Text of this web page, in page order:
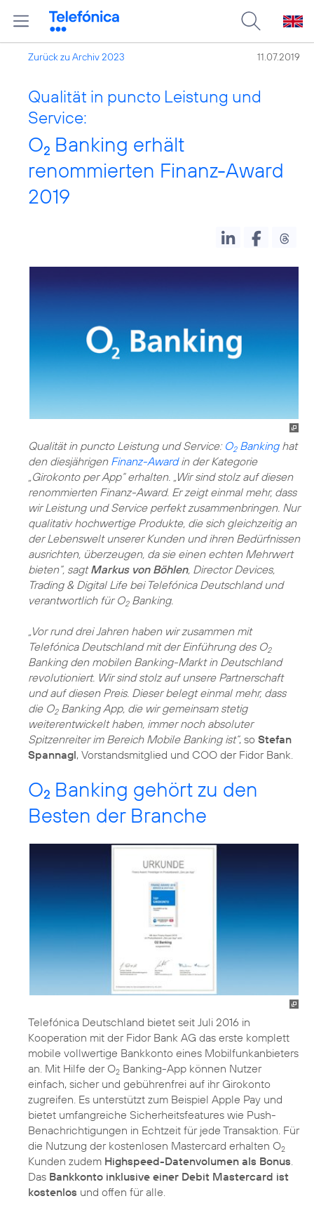
Zurück zu Archiv 2023 11.07.2019
Qualität in puncto Leistung und
Service:
O2 Banking erhält
renommierten Finanz-Award
2019
Qualität in puncto Leistung und Service: O2Bankinghat
den diesjährigen Finanz-Awardin der Kategorie
„Girokonto per App“ erhalten. „Wir sind stolz auf diesen
renommierten Finanz-Award. Er zeigt einmal mehr, dass
wir Leistung und Service perfekt zusammenbringen. Nur
qualitativ hochwertige Produkte, die sich gleichzeitig an
der Lebenswelt unserer Kunden und ihren Bedürfnissen
ausrichten, überzeugen, da sie einen echten Mehrwert
bieten“, sagtMarkus von Böhlen, Director Devices,
Trading & Digital Life bei Telefónica Deutschland und
verantwortlich für O2Banking.
„Vor rund drei Jahren haben wir zusammen mit
Telefónica Deutschland mit der Einführung des O2
Banking den mobilen Banking-Markt in Deutschland
revolutioniert. Wir sind stolz auf unsere Partnerschaft
und auf diesen Preis. Dieser belegt einmal mehr, dass
die O2Banking App, die wir gemeinsam stetig
weiterentwickelt haben, immer noch absoluter
Spitzenreiter im Bereich Mobile Banking ist“, so Stefan
Spannagl, Vorstandsmitglied und COO der Fidor Bank.
O2 Banking gehört zu den
Besten der Branche
Telefónica Deutschland bietet seit Juli 2016 in
Kooperation mit der Fidor Bank AG das erste komplett
mobile vollwertige Bankkonto eines Mobilfunkanbieters
an. Mit Hilfe der O2 Banking-App können Nutzer
einfach, sicher und gebührenfrei auf ihr Girokonto
zugreifen. Es unterstützt zum Beispiel Apple Pay und
bietet umfangreiche Sicherheitsfeatures wie Push-
Benachrichtigungen in Echtzeit für jede Transaktion. Für
die Nutzung der kostenlosen Mastercard erhalten O2
Kunden zudem Highspeed-Datenvolumen als Bonus.
Das Bankkonto inklusive einer Debit Mastercard ist
kostenlos und offen für alle.